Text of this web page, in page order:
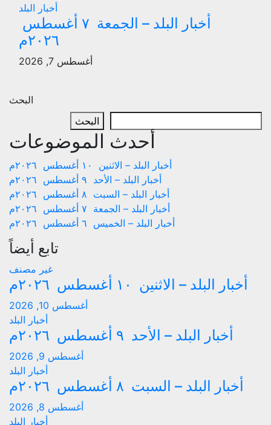
أخبار البلد
أخبار البلد – الجمعة ٧ أغسطس
٢٠٢٦م
أغسطس 7, 2026
البحث
البحث
أحدث الموضوعات
أخبار البلد – الاثنين ١٠ أغسطس ٢٠٢٦م
أخبار البلد – الأحد ٩ أغسطس ٢٠٢٦م
أخبار البلد – السبت ٨ أغسطس ٢٠٢٦م
أخبار البلد – الجمعة ٧ أغسطس ٢٠٢٦م
أخبار البلد – الخميس ٦ أغسطس ٢٠٢٦م
تابع أيضاً
غير مصنف
أخبار البلد – الاثنين ١٠ أغسطس ٢٠٢٦م
أغسطس 10, 2026
أخبار البلد
أخبار البلد – الأحد ٩ أغسطس ٢٠٢٦م
أغسطس 9, 2026
أخبار البلد
أخبار البلد – السبت ٨ أغسطس ٢٠٢٦م
أغسطس 8, 2026
أخبار البلد